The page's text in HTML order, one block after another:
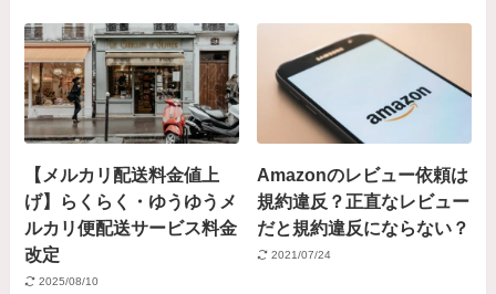
【メルカリ配送料金値上
げ】らくらく・ゆうゆうメ
ルカリ便配送サービス料金
改定
2025/08/10
Amazonのレビュー依頼は
規約違反？正直なレビュー
だと規約違反にならない？
2021/07/24